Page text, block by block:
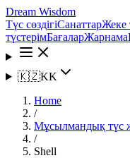
Dream Wisdom
Түс сөздігіСанаттарЖеке
түстерімБағаларЖарнама
🇰🇿KK
Home
/
Мұсылмандық түс
/
Shell